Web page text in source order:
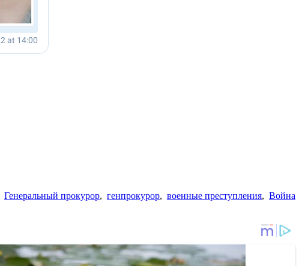
Генеральный прокурор, генпрокурор, военные преступления, Война